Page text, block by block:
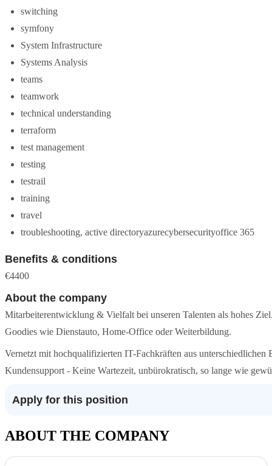
switching
symfony
System Infrastructure
Systems Analysis
teams
teamwork
technical understanding
terraform
test management
testing
testrail
training
travel
troubleshooting, active directoryazurecybersecurityoffice 365
Benefits & conditions
€4400
About the company
Mitarbeiterentwicklung & Vielfalt bei unseren Talenten als hohes
Goodies wie Dienstauto, Home-Office oder Weiterbildung.
Vernetzt mit hochqualifizierten IT-Fachkräften aus
Kundensupport - Keine Wartezeit, unbürokratisch, so lange wie
Apply for this position
ABOUT THE COMPANY